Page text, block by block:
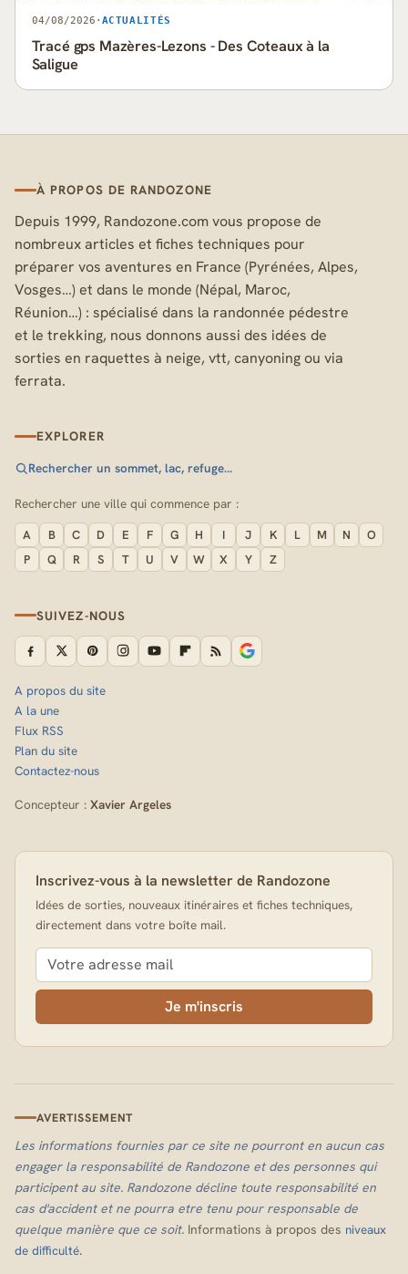
04/08/2026 · ACTUALITÉS
Tracé gps Mazères-Lezons - Des Coteaux à la
Saligue
À PROPOS DE RANDOZONE
Depuis 1999, Randozone.com vous propose de
nombreux articles et fiches techniques pour
préparer vos aventures en France (Pyrénées, Alpes,
Vosges…) et dans le monde (Népal, Maroc,
Réunion…) : spécialisé dans la randonnée pédestre
et le trekking, nous donnons aussi des idées de
sorties en raquettes à neige, vtt, canyoning ou via
ferrata.
EXPLORER
Rechercher un sommet, lac, refuge…
Rechercher une ville qui commence par :
A B C D E F G H I J K L M N
O
P
Q R S T U V W X Y Z
SUIVEZ-NOUS
A propos du site
A la une
Flux RSS
Plan du site
Contactez-nous
Concepteur : Xavier Argeles
Inscrivez-vous à la newsletter de Randozone
Idées de sorties, nouveaux itinéraires et fiches techniques,
directement dans votre boîte mail.
Je m'inscris
AVERTISSEMENT
Les informations fournies par ce site ne pourront en aucun cas
engager la responsabilité de Randozone et des personnes qui
participent au site. Randozone décline toute responsabilité en
cas d'accident et ne pourra etre tenu pour responsable de
quelque manière que ce soit. Informations à propos des niveaux
de difficulté.